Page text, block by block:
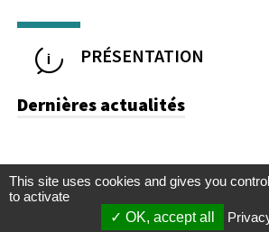
PRÉSENTATION
Dernières actualités
This site uses cookies and gives you
to activate
OK, accept all